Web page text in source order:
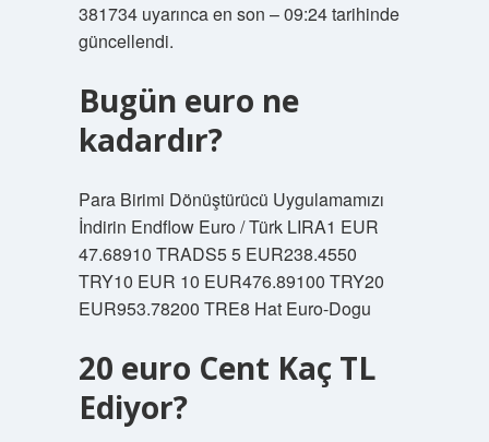
381734 uyarınca en son – 09:24 tarihinde
güncellendi.
Bugün euro ne
kadardır?
Para Birimi Dönüştürücü Uygulamamızı
İndirin Endflow Euro / Türk LIRA1 EUR
47.68910 TRADS5 5 EUR238.4550
TRY10 EUR 10 EUR476.89100 TRY20
EUR953.78200 TRE8 Hat Euro-Dogu
20 euro Cent Kaç TL
Ediyor?